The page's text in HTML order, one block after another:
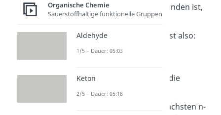
Wasserstoffatomen verbunden ist,
gibt es insgesamt
Wasserstoffatome
. Du hast also:
Nach diesem Prinzip sind die
Summenformeln
der einfachsten n-
Organische Chemie
Sauerstoffhaltige funktionelle Gruppen
Aldehyde
1/5 – Dauer: 05:03
Keton
2/5 – Dauer: 05:18